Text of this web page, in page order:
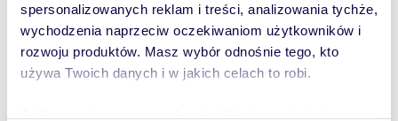
spersonalizowanych reklam i treści, analizowania tychże,
wychodzenia naprzeciw oczekiwaniom użytkowników i
rozwoju produktów. Masz wybór odnośnie tego, kto
używa Twoich danych i w jakich celach to robi.
36 900 zł
lokal użytkowy Warszawa, Mokotów,
Postępu